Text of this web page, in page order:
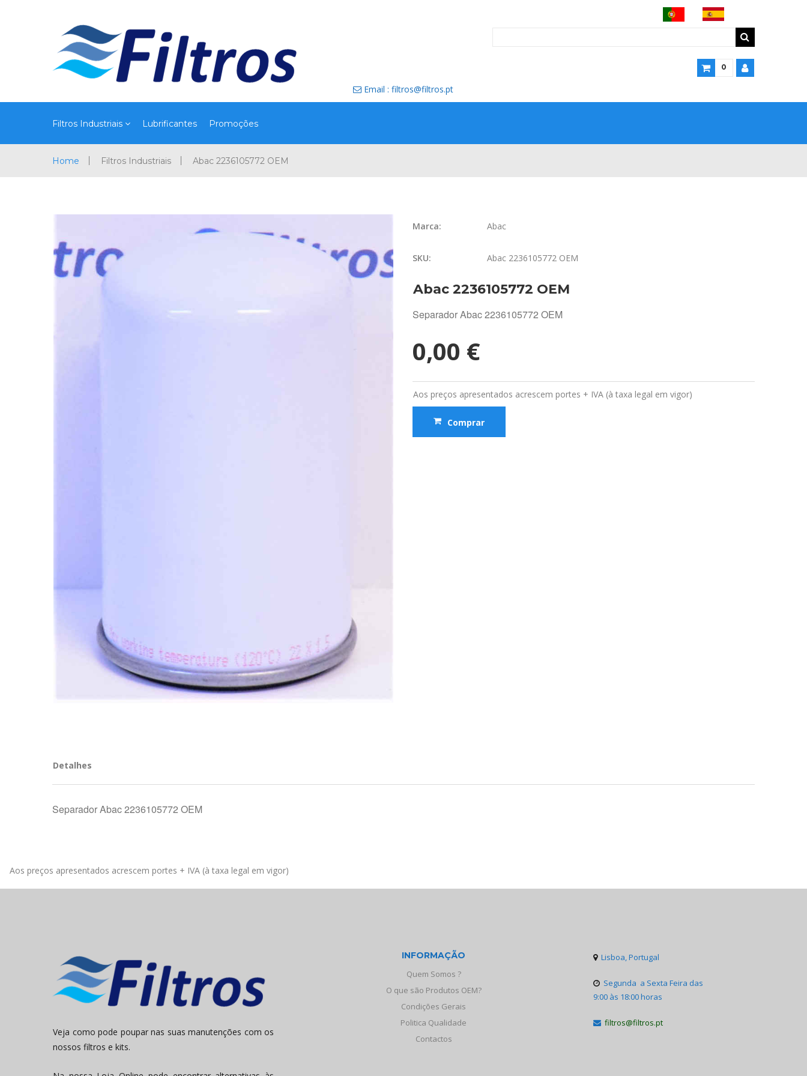
0
 Email : filtros@filtros.pt
Filtros Industriais Lubrificantes Promoções
Home Filtros Industriais Abac 2236105772 OEM
Marca: Abac
SKU: Abac 2236105772 OEM
Abac 2236105772 OEM
Separador Abac 2236105772 OEM
0,00 €
Aos preços apresentados acrescem portes + IVA (à taxa legal em vigor)
Comprar
Detalhes
Separador Abac 2236105772 OEM
Aos preços apresentados acrescem portes + IVA (à taxa legal em vigor)
Veja como pode poupar nas suas manutenções com os
nossos filtros e kits.
INFORMAÇÃO
Quem Somos ?
O que são Produtos OEM?
Condições Gerais
Politica Qualidade
Contactos
 Lisboa, Portugal
 Segunda a Sexta Feira das
9:00 às 18:00 horas
 filtros@filtros.pt